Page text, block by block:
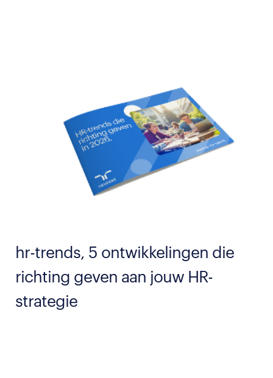
hr-trends, 5 ontwikkelingen die
richting geven aan jouw HR-
strategie